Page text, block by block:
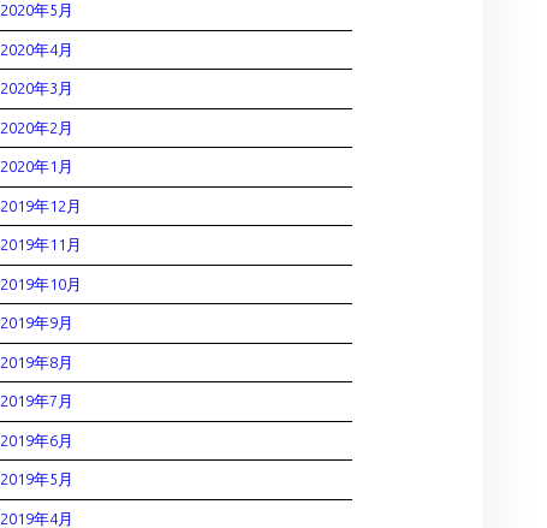
2020年5月
2020年4月
2020年3月
2020年2月
2020年1月
2019年12月
2019年11月
2019年10月
2019年9月
2019年8月
2019年7月
2019年6月
2019年5月
2019年4月